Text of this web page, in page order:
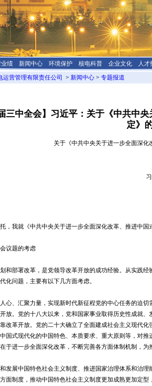
绩 新闻中心 环境保护 核电科普 企业文化 人才
运营管理有限责任公司 > 新闻中心 > 专题报道
三中全会】习近平：关于《中共中
定》
关于《中共中央关于进一步全面深
我就《中共中央关于进一步全面深化改革、推进中国
议题的考虑
和部署改革，是党领导改革开放的成功经验。从实践
化问题，主要有以下几方面考虑。
、汇聚力量，实现新时代新征程党的中心任务的迫切
放。党的十八大以来，党和国家事业取得历史性成就
改革开放。党的二十大确立了全面建成社会主义现代
国式现代化的中国特色、本质要求、重大原则等，对
于进一步全面深化改革，不断完善各方面体制机制，为
展中国特色社会主义制度、推进国家治理体系和治理
面制度，推动中国特色社会主义制度更加成熟更加定